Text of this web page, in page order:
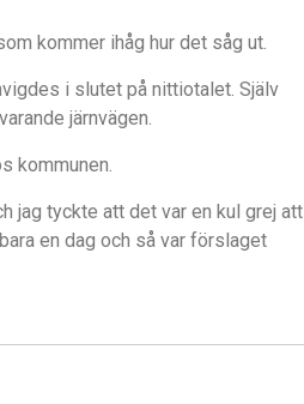
kommer ihåg hur det såg ut.
i slutet på nittiotalet. Själv
järnvägen.
kommunen.
jag tyckte att det var en kul grej att
en dag och så var förslaget